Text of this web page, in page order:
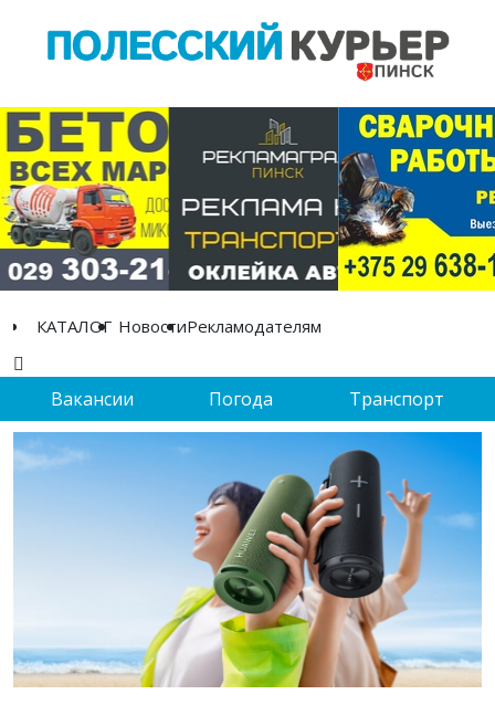
КАТАЛОГ НовостиРекламодателям
Вакансии Погода Транспорт